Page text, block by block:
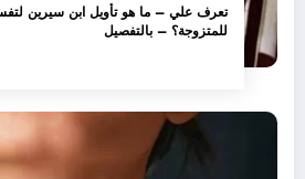
تعرف علي – ما هو تأويل ابن سيرين
للمتزوجة؟ – بالتفصيل